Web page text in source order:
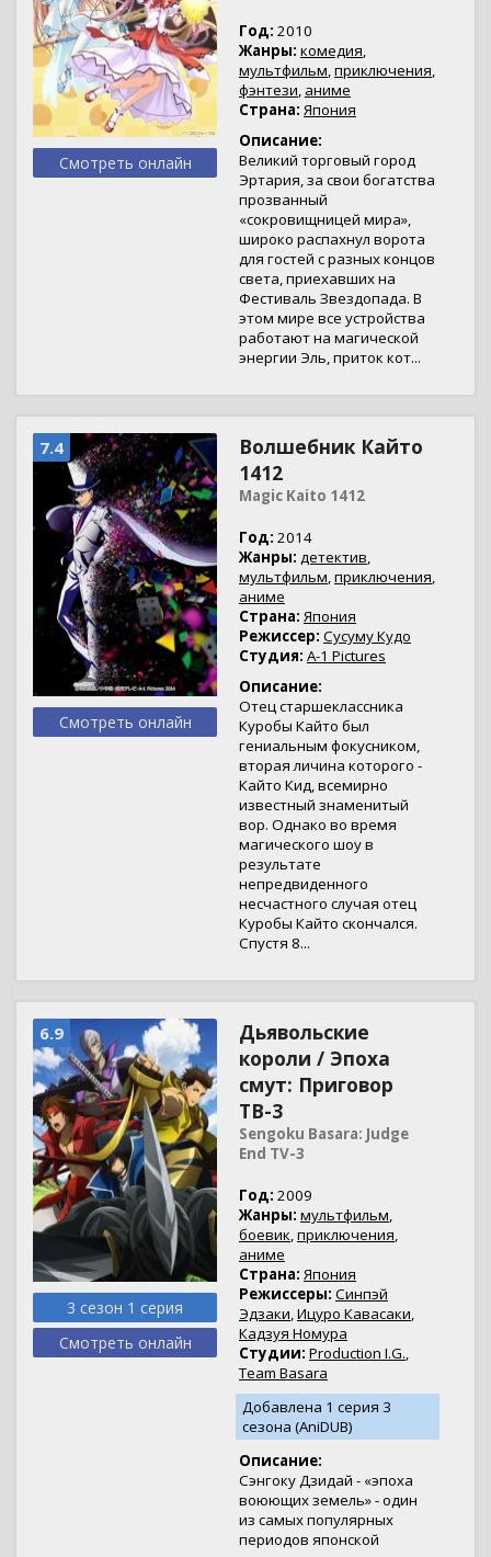
Смотреть онлайн
Год: 2010
Жанры: комедия,
мультфильм,приключения,
фэнтези, аниме
Страна: Япония
Описание:
Великий торговый город
Эртария, за свои богатства
прозванный
«сокровищницей мира»,
широко распахнул ворота
для гостей с разных концов
света, приехавших на
Фестиваль Звездопада. В
этом мире все устройства
работают на магической
энергии Эль, приток кот...
7.4
Смотреть онлайн
Волшебник Кайто
1412
Magic Kaito 1412
Год: 2014
Жанры: детектив,
мультфильм,приключения,
аниме
Страна: Япония
Режиссер: Сусуму Кудо
Студия: A-1 Pictures
Описание:
Отец старшеклассника
Куробы Кайто был
гениальным фокусником,
вторая личина которого -
Кайто Кид, всемирно
известный знаменитый
вор. Однако во время
магического шоу в
результате
непредвиденного
несчастного случая отец
Куробы Кайто скончался.
Спустя 8...
6.9
3 сезон 1 серия
Смотреть онлайн
Дьявольские
короли / Эпоха
смут: Приговор
ТВ-3
Sengoku Basara: Judge
End TV-3
Год: 2009
Жанры: мультфильм,
боевик,приключения,
аниме
Страна: Япония
Режиссеры: Синпэй
Эдзаки,Ицуро Кавасаки,
Кадзуя Номура
Студии: Production I.G.,
Team Basara
Добавлена 1 серия 3
сезона (AniDUB)
Описание:
Сэнгоку Дзидай - «эпоха
воюющих земель» - один
из самых популярных
периодов японской